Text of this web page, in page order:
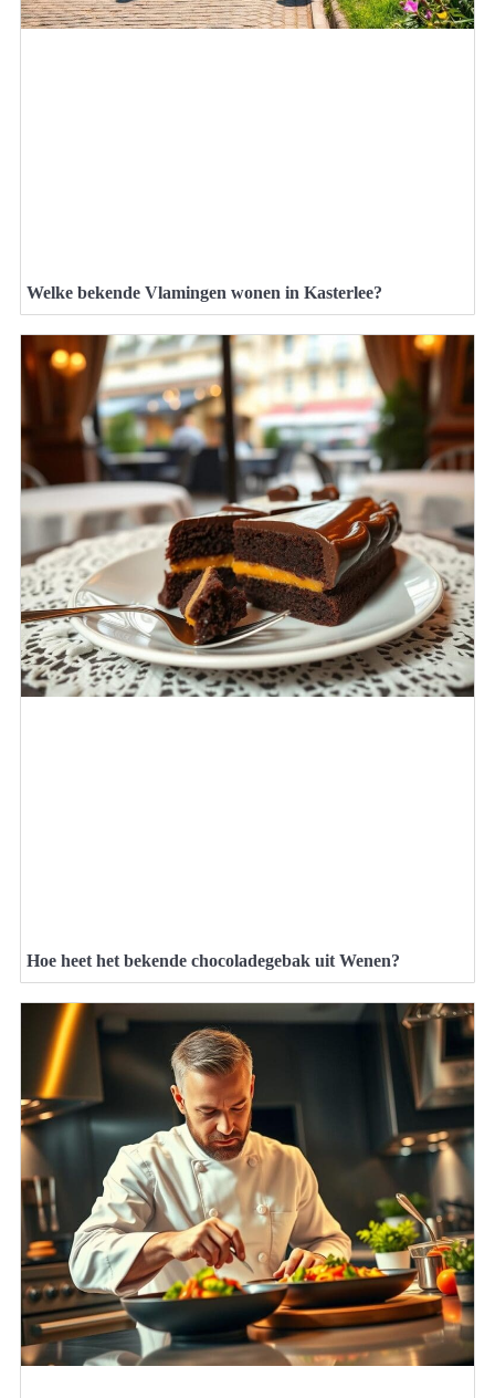
Welke bekende Vlamingen wonen in Kasterlee?
Hoe heet het bekende chocoladegebak uit Wenen?